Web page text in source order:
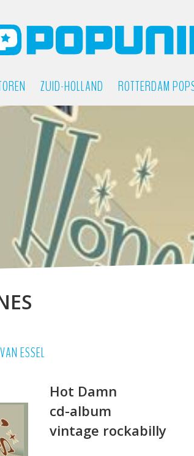
ZUID-HOLLAND ROTTERDAM
ESSEL
Hot Damn
cd-album
vintage rockabilly